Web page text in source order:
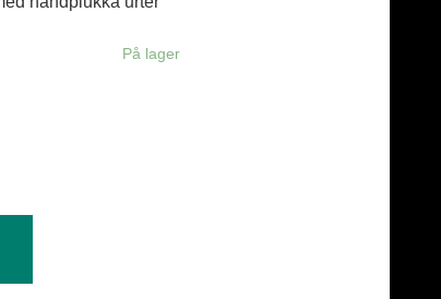
På lager